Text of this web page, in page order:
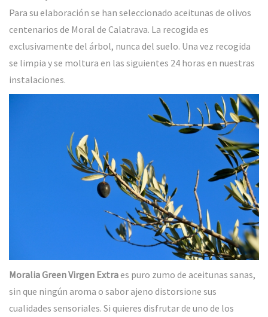
Para su elaboración se han seleccionado aceitunas de olivos
centenarios de Moral de Calatrava. La recogida es
exclusivamente del árbol, nunca del suelo. Una vez recogida
se limpia y se moltura en las siguientes 24 horas en nuestras
instalaciones.
Moralia Green Virgen Extraes puro zumo de aceitunas sanas,
sin que ningún aroma o sabor ajeno distorsione sus
cualidades sensoriales. Si quieres disfrutar de uno de los